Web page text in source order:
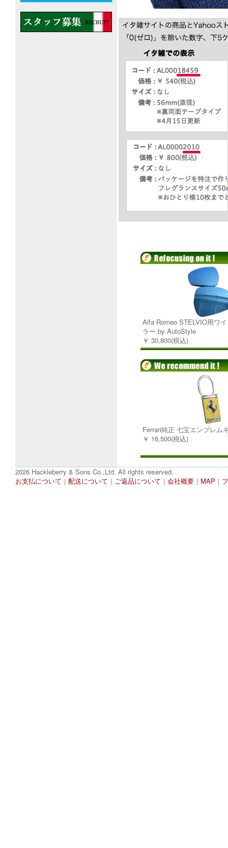
Alfa Romeo STELVIO用ワ
ラー by AutoStyle
￥ 30,800(税込)
Ferrari純正 七宝エンブレム
￥ 16,500(税込)
2026 Hackleberry & Sons Co.,Ltd. All rights reserved.
お支払について ｜ 配送について ｜ ご返品について ｜ 会社概要 ｜ MAP ｜